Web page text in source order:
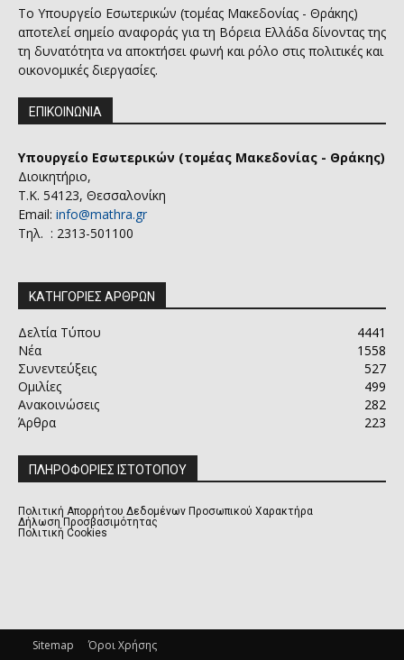
Το Υπουργείο Εσωτερικών (τομέας Μακεδονίας - Θράκης)
αποτελεί σημείο αναφοράς για τη Βόρεια Ελλάδα δίνοντας της
τη δυνατότητα να αποκτήσει φωνή και ρόλο στις πολιτικές και
οικονομικές διεργασίες.
ΕΠΙΚΟΙΝΩΝΙΑ
Υπουργείο Εσωτερικών (τομέας Μακεδονίας - Θράκης)
Διοικητήριο,
Τ.Κ. 54123, Θεσσαλονίκη
Email: info@mathra.gr
Τηλ. : 2313-501100
ΚΑΤΗΓΟΡΙΕΣ ΑΡΘΡΩΝ
Δελτία Τύπου
4441
Νέα
1558
Συνεντεύξεις
527
Ομιλίες
499
Ανακοινώσεις
282
Άρθρα
223
ΠΛΗΡΟΦΟΡΙΕΣ ΙΣΤΟΤΟΠΟΥ
Πολιτική Απορρήτου Δεδομένων Προσωπικού Χαρακτήρα
Δήλωση Προσβασιμότητας
Πολιτική Cookies
Sitemap Όροι Χρήσης